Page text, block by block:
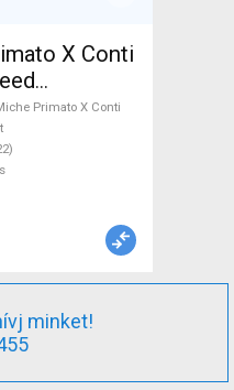
X Conti
Miche
/
ELADÓ
Primato X Conti
minket!